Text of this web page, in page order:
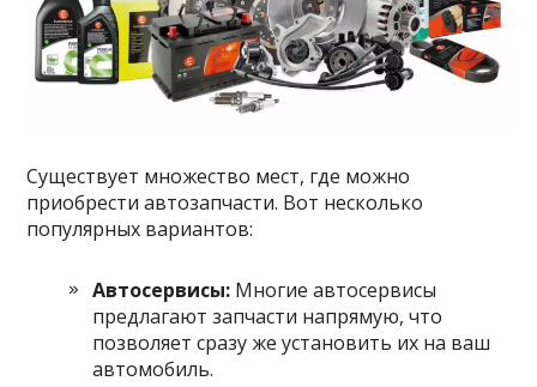
Существует множество мест, где можно
приобрести автозапчасти. Вот несколько
популярных вариантов:
Автосервисы: Многие автосервисы
предлагают запчасти напрямую, что
позволяет сразу же установить их на ваш
автомобиль.